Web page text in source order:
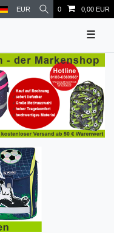
EUR 0 0,00 EUR
☰